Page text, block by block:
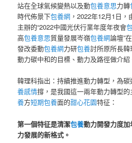
站在全球氣候變熱以及動包養意思力轉
時代佈景下包養網 ，2022年12月1日
主辦的“2022中國光伏行業年度年夜會
高包養意思質量發展岑嶺包養網論壇”
發改委動包養網力研包養討所原所長
動力碳中和的目標、動力及路徑做介紹
韓理科指出：持續推進動力轉型，為
養感情撐，是我國這一兩年動力轉型
養方短期包養面的甜心花園特征：
第一個特征是清潔包養動力開發力度加
力發展的新格式。